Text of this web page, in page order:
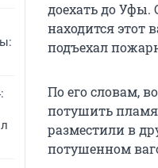
доехать до Уфы.
находится этот
подъехал
По его словам,
потушить пламя
разместили в
потушенном